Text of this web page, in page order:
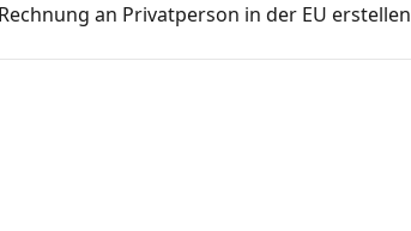
an Privatperson in der EU erstellen